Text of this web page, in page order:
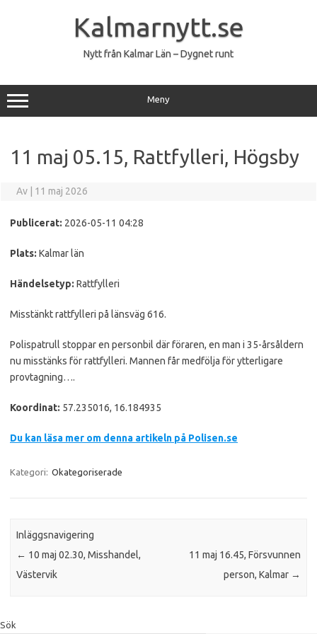
Kalmarnytt.se
Nytt från Kalmar Län – Dygnet runt
Meny
11 maj 05.15, Rattfylleri, Högsby
Av 11 maj 2026
Publicerat: 2026-05-11 04:28
Plats: Kalmar län
Händelsetyp: Rattfylleri
Misstänkt rattfylleri på länsväg 616.
Polispatrull stoppar en personbil där föraren, en man i 35-årsåldern
nu misstänks för rattfylleri. Mannen får medfölja för ytterligare
provtagning….
Koordinat: 57.235016, 16.184935
Du kan läsa mer om denna artikeln på Polisen.se
Kategori: Okategoriserade
Inläggsnavigering
← 10 maj 02.30, Misshandel,
Västervik
11 maj 16.45, Försvunnen
person, Kalmar →
Sök